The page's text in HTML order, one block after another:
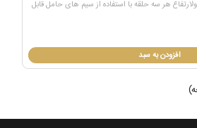
هر سه حلقه با استفاده از سیم های حامل قابل
افزودن به سبد